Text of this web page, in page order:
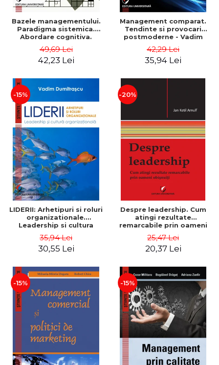
Bazele managementului.
Paradigma sistemica.
Abordare cognitiva.
comportamentala - Vadim
Dumitrascu
49,69 Lei
42,23 Lei
Management comparat.
Tendinte si provocari
postmoderne - Vadim
42,29 Lei
35,94 Lei
-15%
LIDERII: Arhetipuri si roluri
organizationale.
Leadership si cultura
Dumitrascu
35,94 Lei
30,55 Lei
-20%
Despre leadership. Cum
atingi rezultate
remarcabile prin oameni
25,47 Lei
20,37 Lei
-15% -15%